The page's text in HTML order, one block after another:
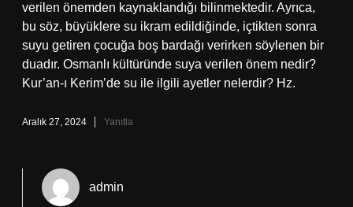
verilen önemden kaynaklandığı bilinmektedir. Ayrıca,
bu söz, büyüklere su ikram edildiğinde, içtikten sonra
suyu getiren çocuğa boş bardağı verirken söylenen bir
duadır. Osmanlı kültüründe suya verilen önem nedir?
Kur’an-ı Kerim’de su ile ilgili ayetler nelerdir? Hz.
Aralık 27, 2024 Yanıtla
admin